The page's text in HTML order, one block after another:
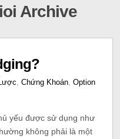
Archive
Chứng Khoán, Option
yếu được sử dụng như
không phải là một